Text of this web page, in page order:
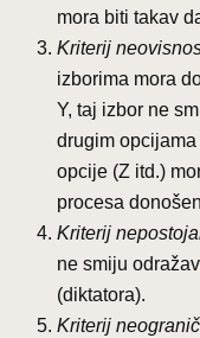
mora biti takav
Kriterij
izborima mora
Y, taj izbor ne
drugim
opcije (Z itd.)
procesa
Kriterij
ne smiju
(diktatora).
Kriterij